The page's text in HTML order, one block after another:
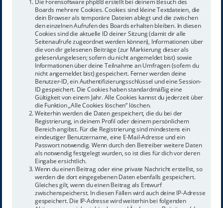
Boards mehrere Cookies. Cookies sind kleine Textdateien, die
dein Browser als temporäre Dateien ablegt und die zwischen
den einzelnen Aufrufen des Boards erhalten bleiben. In diesen
Cookies sind die aktuelle ID deiner Sitzung (damit dir alle
Seitenaufrufe zugeordnet werden können), Informationen über
die von dir gelesenen Beiträge (zur Markierung dieser als
gelesen/ungelesen; sofern du nicht angemeldet bist) sowie
Informationen über deine Teilnahme an Umfragen (sofern du
nicht angemeldet bist) gespeichert. Ferner werden deine
Benutzer-ID, ein Authentifizierungsschlüssel und eine Session-
ID gespeichert. Die Cookies haben standardmäßig eine
Gültigkeit von einem Jahr. Alle Cookies kannst du jederzeit über
die Funktion „Alle Cookies löschen“ löschen.
Weiterhin werden die Daten gespeichert, die du bei der
Registrierung, in deinem Profil oder deinem persönlichem
Bereich angibst. Für die Registrierung sind mindestens ein
eindeutiger Benutzername, eine E-Mail-Adresse und ein
Passwort notwendig. Wenn durch den Betreiber weitere Daten
als notwendig festgelegt wurden, so ist dies für dich vor deren
Eingabe ersichtlich.
Wenn du einen Beitrag oder eine private Nachricht erstellst, so
werden die dort eingegebenen Daten ebenfalls gespeichert.
Gleiches gilt, wenn du einen Beitrag als Entwurf
zwischenspeicherst. In diesen Fällen wird auch deine IP-Adresse
gespeichert. Die IP-Adresse wird weiterhin bei folgenden